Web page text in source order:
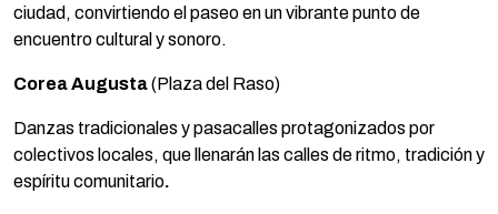
ciudad, convirtiendo el paseo en un vibrante punto de
encuentro cultural y sonoro.
Corea Augusta(Plaza del Raso)
Danzas tradicionales y pasacalles protagonizados por
colectivos locales, que llenarán las calles de ritmo, tradición y
espíritu comunitario.